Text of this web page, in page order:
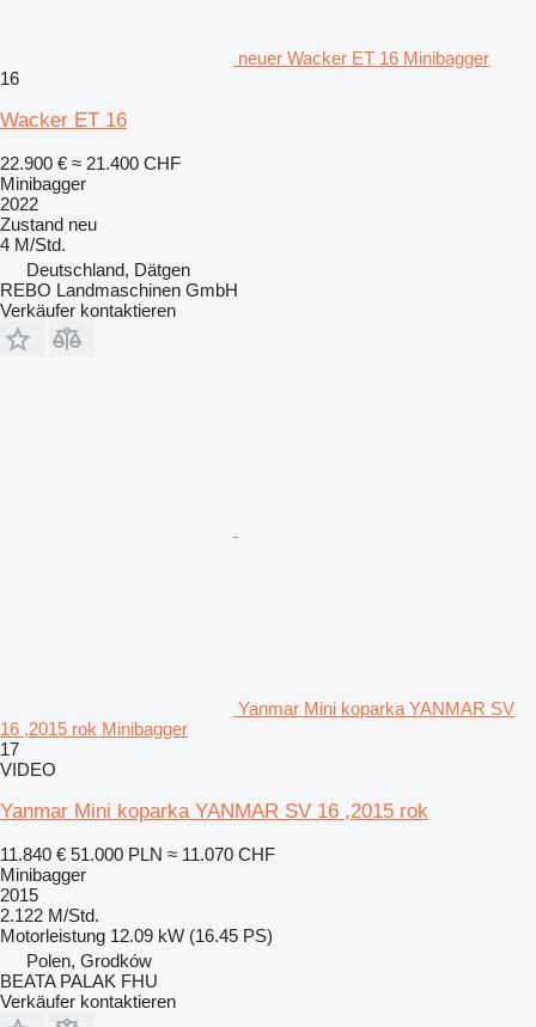
neuer Wacker ET 16 Minibagger
16
Wacker ET 16
22.900 € ≈ 21.400 CHF
Minibagger
2022
Zustand neu
4 M/Std.
Deutschland, Dätgen
REBO Landmaschinen GmbH
Verkäufer kontaktieren
Yanmar Mini koparka YANMAR SV
16 ,2015 rok Minibagger
17
VIDEO
Yanmar Mini koparka YANMAR SV 16 ,2015 rok
11.840 € 51.000 PLN ≈ 11.070 CHF
Minibagger
2015
2.122 M/Std.
Motorleistung 12.09 kW (16.45 PS)
Polen, Grodków
BEATA PALAK FHU
Verkäufer kontaktieren